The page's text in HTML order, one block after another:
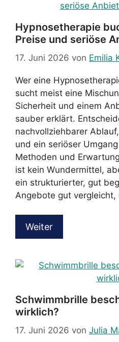
Hypnosetherapie
Preise und seriöse
17. Juni 2026 von Emilia
Wer eine
sucht meist eine
Sicherheit und einem
sauber erklärt.
nachvollziehbarer
und ein seriöser
Methoden und
ist kein Wundermittel,
ein strukturierter, gut
Angebote gut
Weiter
Schwimmbrille
wirklich?
17. Juni 2026 von Julia